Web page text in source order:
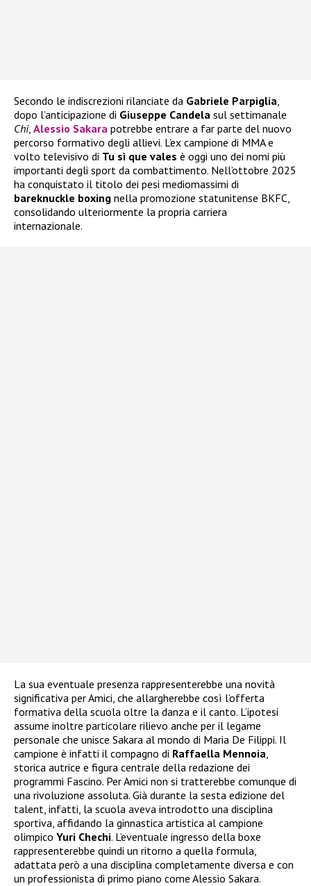
Secondo le indiscrezioni rilanciate da Gabriele Parpiglia
dopo l’anticipazione di Giuseppe Candela sul settimanale
Chi, Alessio Sakara potrebbe entrare a far parte del nuovo
percorso formativo degli allievi. L’ex campione di MMA e
volto televisivo di Tu sì que vales è oggi uno dei nomi più
importanti degli sport da combattimento. Nell’ottobre 2025
ha conquistato il titolo dei pesi mediomassimi di
bareknuckle boxing nella promozione statunitense BKFC,
consolidando ulteriormente la propria carriera
internazionale.
La sua eventuale presenza rappresenterebbe una novità
significativa per Amici, che allargherebbe così l’offerta
formativa della scuola oltre la danza e il canto. L’ipotesi
assume inoltre particolare rilievo anche per il legame
personale che unisce Sakara al mondo di Maria De Filippi. Il
campione è infatti il compagno di Raffaella Mennoia
storica autrice e figura centrale della redazione dei
programmi Fascino. Per Amici non si tratterebbe comunque di
una rivoluzione assoluta. Già durante la sesta edizione del
talent, infatti, la scuola aveva introdotto una disciplina
sportiva, affidando la ginnastica artistica al campione
olimpico Yuri Chechi. L’eventuale ingresso della boxe
rappresenterebbe quindi un ritorno a quella formula,
adattata però a una disciplina completamente diversa e con
un professionista di primo piano come Alessio Sakara.